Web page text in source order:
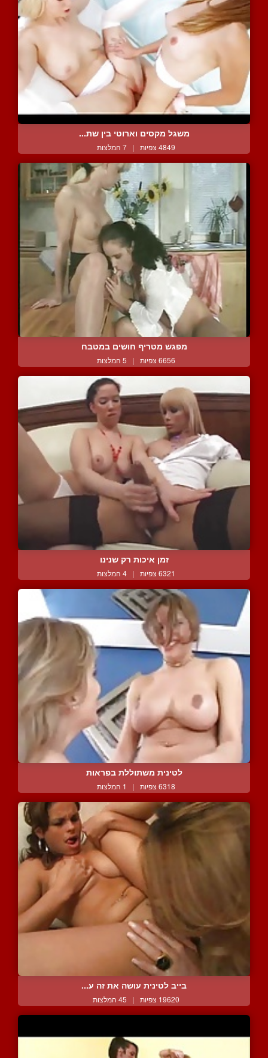
משגל מקסים וארוטי בין שת...
4849 צפיות | 7 המלצות
מפגש מטריף חושים במטבח
6656 צפיות | 5 המלצות
זמן איכות רק שנינו
6321 צפיות | 4 המלצות
לטינית משתוללת בפראות
6318 צפיות | 1 המלצות
בייב לטינית עושה את זה ע...
19620 צפיות | 45 המלצות